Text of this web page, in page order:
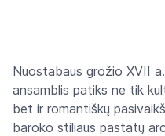
Nuostabaus grožio XVII
ansamblis patiks ne tik
bet ir romantiškų
baroko stiliaus pastatų